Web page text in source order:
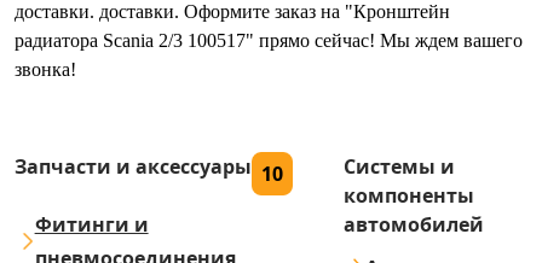
доставки. доставки. Оформите заказ на "Кронштейн
радиатора Scania 2/3 100517" прямо сейчас! Мы ждем вашего
звонка!
Запчасти и аксессуары 10
Фитинги и
Системы и
компоненты
автомобилей